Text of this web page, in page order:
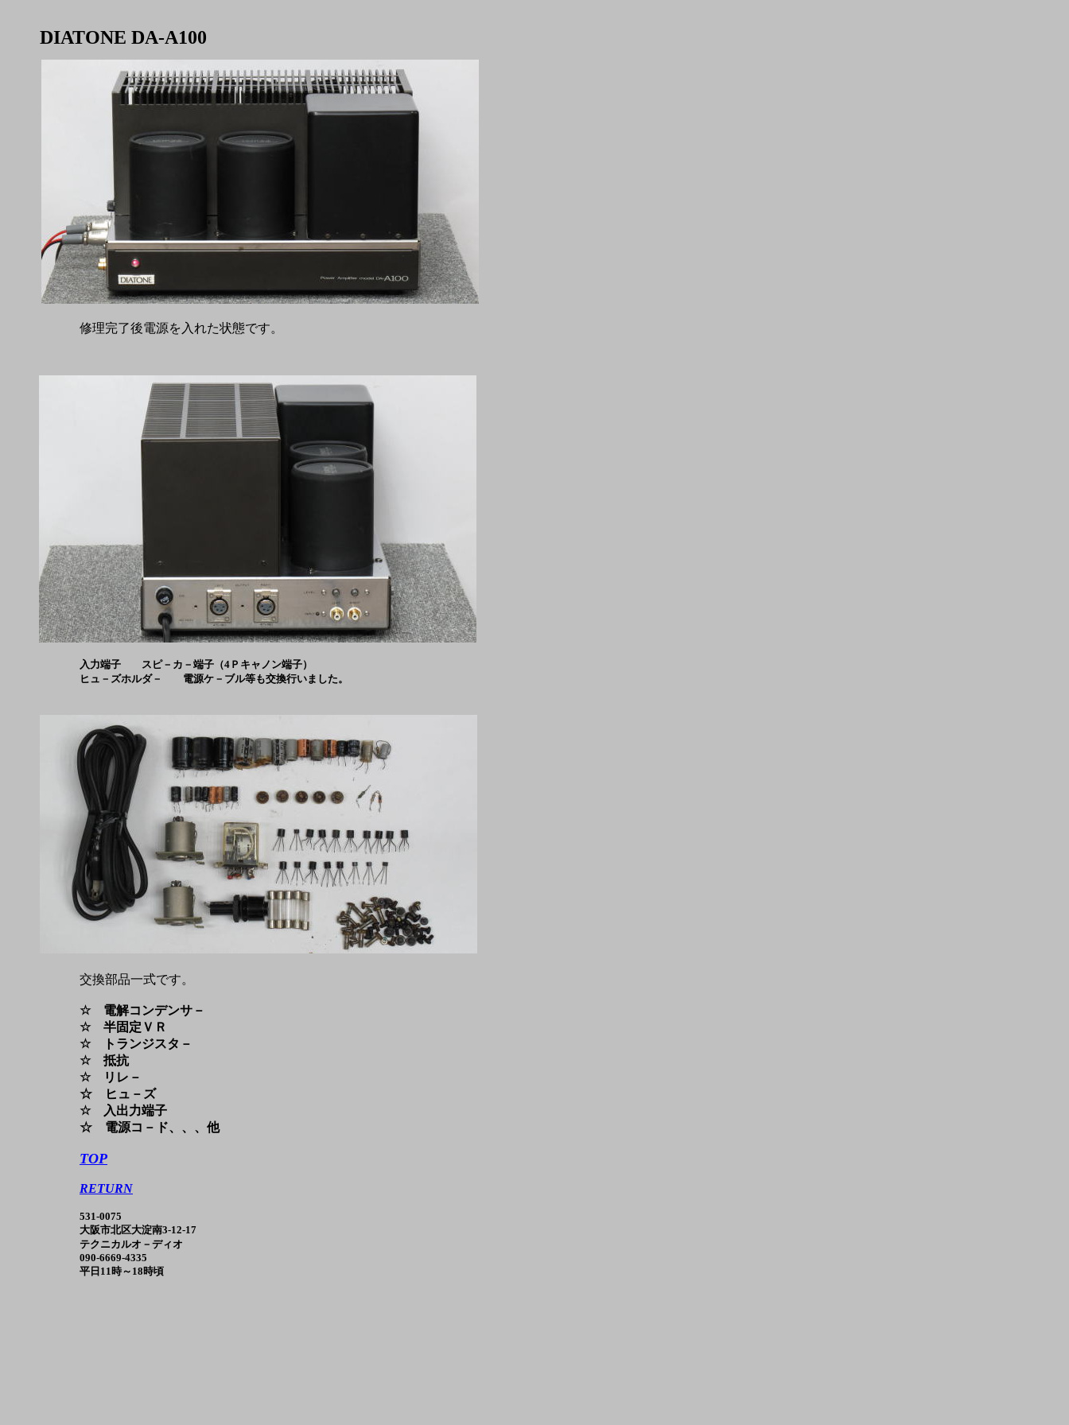
修理完了後電源を入れた状態です。
入力端子 スピ－カ－端子（4Ｐキャノン端子）
ヒュ－ズホルダ－ 電源ケ－ブル等も交換行いました。
交換部品一式です。
☆ 電解コンデンサ－
☆ 半固定ＶＲ
☆ トランジスタ－
☆ 抵抗
☆ リレ－
☆ ヒュ－ズ
☆ 入出力端子
☆ 電源コ－ド、、、他
TOP
RETURN
531-0075
大阪市北区大淀南3-12-17
テクニカルオ－ディオ
090-6669-4335
平日11時～18時頃
DIATONE DA-A100